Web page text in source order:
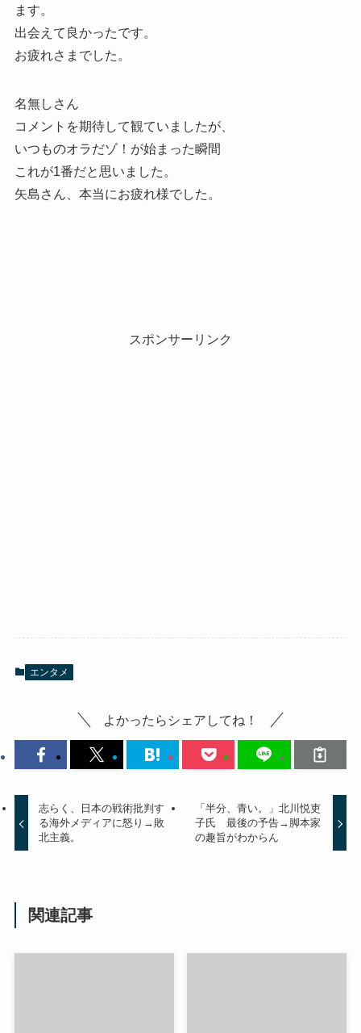
ます。
出会えて良かったです。
お疲れさまでした。
名無しさん
コメントを期待して観ていましたが、
いつものオラだゾ！が始まった瞬間
これが1番だと思いました。
矢島さん、本当にお疲れ様でした。
スポンサーリンク
エンタメ
よかったらシェアしてね！
志らく、日本の戦術批判す
る海外メディアに怒り→敗
北主義。
「半分、青い。」北川悦吏
子氏 最後の予告→脚本家
の趣旨がわからん
関連記事